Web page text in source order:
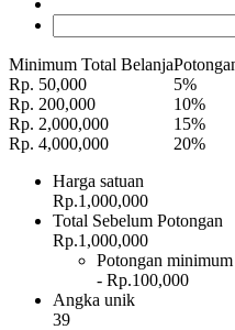
Minimum Total Belanja
Rp. 50,000
5%
Rp. 200,000
10%
Rp. 2,000,000
15%
Rp. 4,000,000
20%
Harga satuan
Rp.1,000,000
Total Sebelum Potongan
Rp.1,000,000
Potongan
- Rp.100,000
Angka unik
39